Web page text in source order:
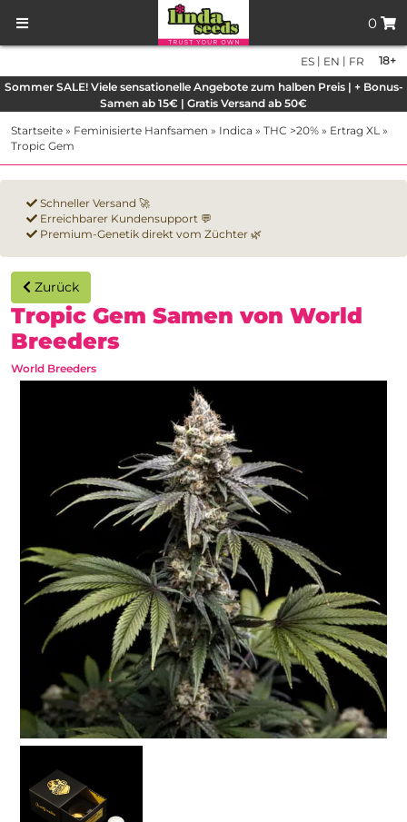
0
18+
ES | EN | FR
Sommer SALE! Viele sensationelle Angebote zum halben Preis | + Bonus-
Samen ab 15€ | Gratis Versand ab 50€
Startseite » Feminisierte Hanfsamen » Indica » THC >20% » Ertrag XL »
Tropic Gem
Schneller Versand 🚀
Erreichbarer Kundensupport 💬
Premium-Genetik direkt vom Züchter 🌿
Zurück
Tropic Gem Samen von World
Breeders
World Breeders